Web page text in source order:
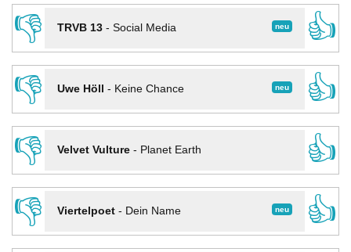
👎
neu
TRVB 13- Social Media
👍
👎
neu
Uwe Höll - Keine Chance
👍
👎
Velvet Vulture- Planet Earth
👍
👎
neu
Viertelpoet- Dein Name
👍